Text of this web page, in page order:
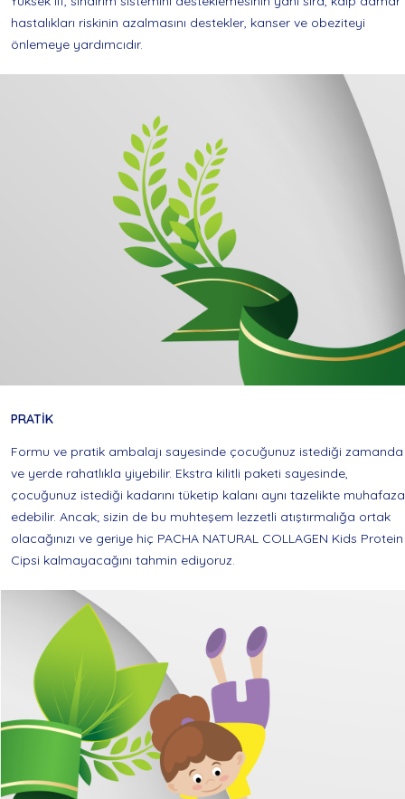
hastalıkları riskinin azalmasını destekler, kanser ve obeziteyi
önlemeye yardımcıdır.
PRATİK
Formu ve pratik ambalajı sayesinde çocuğunuz istediği zamanda
ve yerde rahatlıkla yiyebilir. Ekstra kilitli paketi sayesinde,
çocuğunuz istediği kadarını tüketip kalanı aynı tazelikte muhafaza
edebilir. Ancak; sizin de bu muhteşem lezzetli atıştırmalığa ortak
olacağınızı ve geriye hiç PACHA NATURAL COLLAGEN Kids Protein
Cipsi kalmayacağını tahmin ediyoruz.